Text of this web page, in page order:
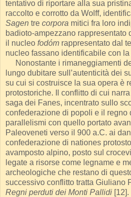
tentativo di riportare alla sua
raccolto e corrotto da Wolff,
Sagen tre corpora mitici fra loro
badioto-ampezzano rappresentato
il nucleo fodóm rappresentato dal
nucleo fassano identificabile con
Nonostante i rimaneggiamenti
lungo dubitare sull’autenticità dei
su cui si costruisce la sua opera è
protostoriche. Il conflitto di cui
saga dei Fanes, incentrato sullo
confederazione di popoli e il regno
parallelismi con quello portato
Paleoveneti verso il 900 a.C. ai
confederazione di nationes
avamposto alpino, posto sul
legate a risorse come legname e
archeologiche che restano di
successivo conflitto tratta Giuliano
Regni perduti dei Monti Pallidi [12].